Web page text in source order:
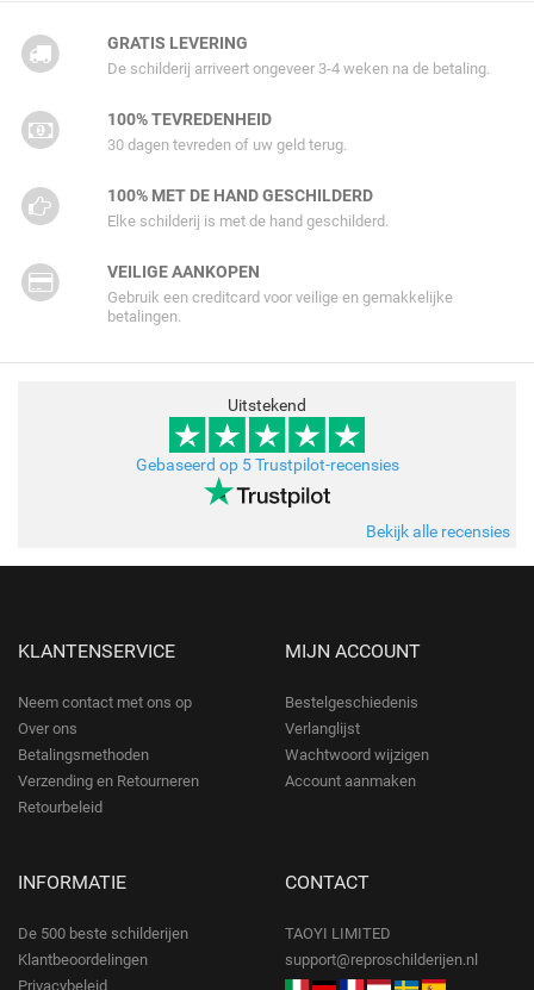
GRATIS LEVERING
De schilderij arriveert ongeveer 3-4 weken na de betaling.
100% TEVREDENHEID
30 dagen tevreden of uw geld terug.
100% MET DE HAND GESCHILDERD
Elke schilderij is met de hand geschilderd.
VEILIGE AANKOPEN
Gebruik een creditcard voor veilige en gemakkelijke
betalingen.
Uitstekend
Gebaseerd op 5 Trustpilot-recensies
Bekijk alle recensies
KLANTENSERVICE
Neem contact met ons op
Over ons
Betalingsmethoden
Verzending en Retourneren
Retourbeleid
MIJN ACCOUNT
Bestelgeschiedenis
Verlanglijst
Wachtwoord wijzigen
Account aanmaken
INFORMATIE
De 500 beste schilderijen
Klantbeoordelingen
Privacybeleid
CONTACT
TAOYI LIMITED
support@reproschilderijen.nl